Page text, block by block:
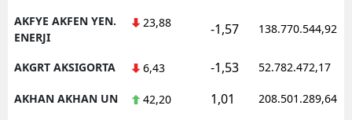
AKFYE AKFEN YEN.
ENERJI
23,88 -1,57 138.770.544,92
AKGRT AKSIGORTA 6,43 -1,53 52.782.472,17
AKHAN AKHAN UN 42,20 1,01 208.501.289,64